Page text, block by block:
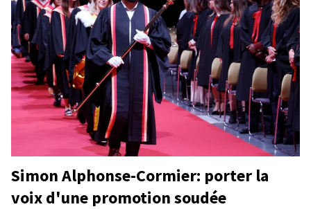
Simon Alphonse-Cormier: porter la
voix d'une promotion soudée